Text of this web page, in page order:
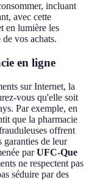
incluant
avec cette
en lumière les
vos achats.
en ligne
sur Internet, la
vous qu'elle soit
Par exemple, en
que la pharmacie
offrent
garanties de leur
parUFC-Que
ne respectent pas
séduire par des